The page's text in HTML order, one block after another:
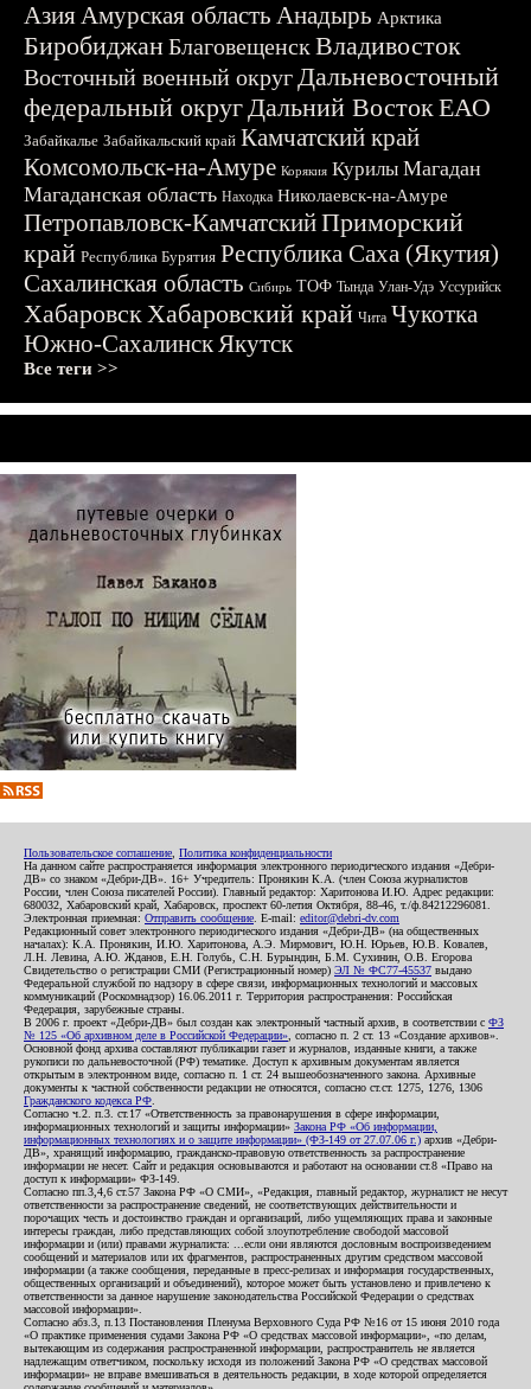
АзияАмурская область Анадырь Арктика
БиробиджанБлаговещенскВладивосток
Восточный военный округДальневосточный
федеральный округДальний ВостокЕАО
Забайкалье Забайкальский край Камчатский край
Комсомольск-на-Амуре Корякия Курилы Магадан
Магаданская область Находка Николаевск-на-Амуре
Петропавловск-КамчатскийПриморский
край Республика Бурятия Республика Саха (Якутия)
Сахалинская область Сибирь ТОФ Тында Улан-Удэ Уссурийск
ХабаровскХабаровский край Чита Чукотка
Южно-СахалинскЯкутск
Все теги >>
Пользовательское соглашение Политика конфиденциальности
На данном сайте распространяется информация электронного периодического издания «Дебри-
ДВ» со знаком «Дебри-ДВ». 16+ Учредитель: Пронякин К.А. (член Союза журналистов
России, член Союза писателей России). Главный редактор: Харитонова И.Ю. Адрес редакции:
680032, Хабаровский край, Хабаровск, проспект 60-летия Октября, 88-46, т./ф.84212296081.
Электронная приемная: Отправить сообщение . E-mail: editor@debri-dv.com
Редакционный совет электронного периодического издания «Дебри-ДВ» (на общественных
началах): К.А. Пронякин, И.Ю. Харитонова, А.Э. Мирмович, Ю.Н. Юрьев, Ю.В. Ковалев,
Л.Н. Левина, А.Ю. Жданов, Е.Н. Голубь, С.Н. Бурындин, Б.М. Сухинин, О.В. Егорова
Свидетельство о регистрации СМИ (Регистрационный номер) ЭЛ № ФС77-45537 выдано
Федеральной службой по надзору в сфере связи, информационных технологий и массовых
коммуникаций (Роскомнадзор) 16.06.2011 г. Территория распространения: Российская
Федерация, зарубежные страны.
В 2006 г. проект «Дебри-ДВ» был создан как электронный частный архив, в соответствии с ФЗ
№ 125 «Об архивном деле в Российской Федерации» , согласно п. 2 ст. 13 «Создание архивов».
Основной фонд архива составляют публикации газет и журналов, изданные книги, а также
рукописи по дальневосточной (РФ) тематике. Доступ к архивным документам является
открытым в электронном виде, согласно п. 1 ст. 24 вышеобозначенного закона. Архивные
документы к частной собственности редакции не относятся, согласно ст.ст. 1275, 1276, 1306
Гражданского кодекса РФ
Согласно ч.2. п.3. ст.17 «Ответственность за правонарушения в сфере информации,
информационных технологий и защиты информации» Закона РФ «Об информации,
информационных технологиях и о защите информации» (ФЗ-149 от 27.07.06 г.) архив «Дебри-
ДВ», хранящий информацию, гражданско-правовую ответственность за распространение
информации не несет. Сайт и редакция основываются и работают на основании ст.8 «Право на
доступ к информации» ФЗ-149.
Согласно пп.3,4,6 ст.57 Закона РФ «О СМИ», «Редакция, главный редактор, журналист не несут
ответственности за распространение сведений, не соответствующих действительности и
порочащих честь и достоинство граждан и организаций, либо ущемляющих права и законные
интересы граждан, либо представляющих собой злоупотребление свободой массовой
информации и (или) правами журналиста: ...если они являются дословным воспроизведением
сообщений и материалов или их фрагментов, распространенных другим средством массовой
информации (а также сообщения, переданные в пресс-релизах и информация государственных,
общественных организаций и объединений), которое может быть установлено и привлечено к
ответственности за данное нарушение законодательства Российской Федерации о средствах
массовой информации».
Согласно абз.3, п.13 Постановления Пленума Верховного Суда РФ №16 от 15 июня 2010 года
«О практике применения судами Закона РФ «О средствах массовой информации», «по делам,
вытекающим из содержания распространенной информации, распространитель не является
надлежащим ответчиком, поскольку исходя из положений Закона РФ «О средствах массовой
информации» не вправе вмешиваться в деятельность редакции, в ходе которой определяется